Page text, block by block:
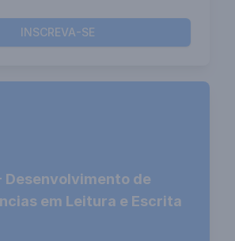
INSCREVA-SE
Desenvolvimento de
em Leitura e Escrita